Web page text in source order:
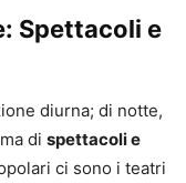
Spettacoli e
diurna; di notte,
di spettacoli e
ci sono i teatri